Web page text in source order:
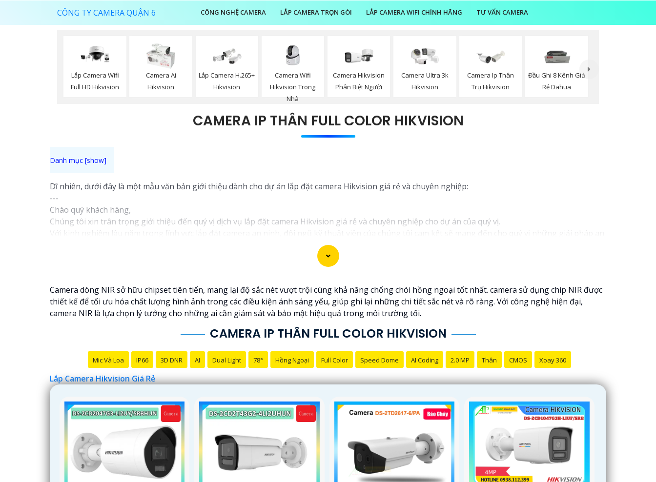
CÔNG TY CAMERA QUẬN 6 CÔNG NGHỆ CAMERA LẮP CAMERA TRỌN GÓI LẮP CAMERA WIFI CHÍNH HÃNG TƯ VẤN CAMERA
Lắp Camera Wifi
Full HD Hikvision
Camera Ai
Hikvision
Lắp Camera H.265+
Hikvision
Camera Wifi
Hikvision Trong
Nhà
Camera Hikvision
Phân Biệt Người
Camera Ultra 3k
Hikvision
Camera Ip Thân
Trụ Hikvision
Đầu Ghi 8 Kênh Giá
Rẻ Dahua
CAMERA IP THÂN FULL COLOR HIKVISION
Dĩ nhiên, dưới đây là một mẫu văn bản giới thiệu dành cho dự án lắp đặt camera Hikvision giá rẻ và chuyên nghiệp:
---
Chào quý khách hàng,
Chúng tôi xin trân trọng giới thiệu đến quý vị dịch vụ lắp đặt camera Hikvision giá rẻ và chuyên nghiệp cho dự án của quý vị.
Với kinh nghiệm lâu năm trong lĩnh vực lắp đặt camera an ninh, đội ngũ kỹ thuật viên của chúng tôi cam kết sẽ mang đến cho quý vị những giải pháp an
Camera của Hikvision được biết đến là một trong những thương hiệu hàng đầu thế giới về giải pháp an ninh video. Với các tính năng và công nghệ tiên
chất lượng hình ảnh sắc nét mà còn đem đến sự tin cậy và an toàn cho dự án của quý vị.
Camera dòng NIR sở hữu chipset tiên tiến, mang lại độ sắc nét vượt trội cùng khả năng chống chói hồng ngoại tốt nhất. camera sử dụng chip NIR được
thiết kế để tối ưu hóa chất lượng hình ảnh trong các điều kiện ánh sáng yếu, giúp ghi lại những chi tiết sắc nét và rõ ràng. Với công nghệ hiện đại,
camera NIR là lựa chọn lý tưởng cho những ai cần giám sát và bảo mật hiệu quả trong môi trường tối.
CAMERA IP THÂN FULL COLOR HIKVISION
Mic Và Loa IP66 3D DNR AI Dual Light 78° Hồng Ngoại Full Color Speed Dome AI Coding 2.0 MP Thân CMOS Xoay 360
Lắp Camera Hikvision Giá Rẻ